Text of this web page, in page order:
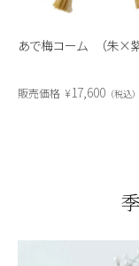
あで梅コーム （朱×
販売価格 ¥17,600 税込